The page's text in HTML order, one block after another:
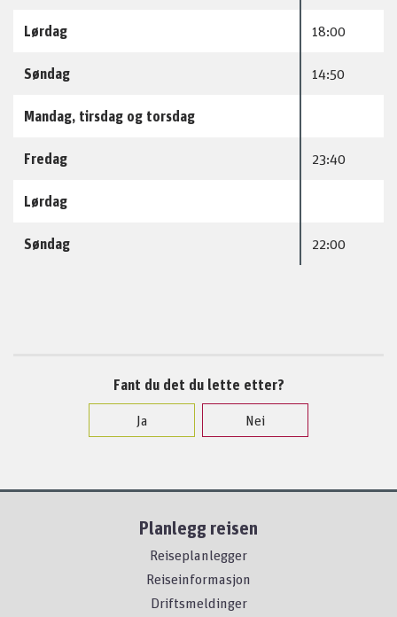
Lørdag 18:00
Søndag 14:50
Mandag, tirsdag og torsdag
Fredag 23:40
Lørdag
Søndag 22:00
Fant du det du lette etter?
Ja
Nei
Planlegg reisen
Reiseplanlegger
Reiseinformasjon
Driftsmeldinger